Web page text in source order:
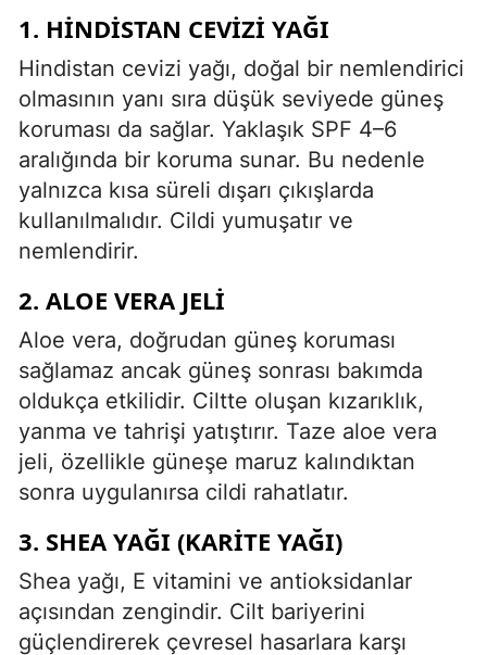
1. HINDISTAN CEVIZI YAĞI
Hindistan cevizi yağı, doğal bir nemlendirici
olmasının yanı sıra düşük seviyede güneş
koruması da sağlar. Yaklaşık SPF 4–6
aralığında bir koruma sunar. Bu nedenle
yalnızca kısa süreli dışarı çıkışlarda
kullanılmalıdır. Cildi yumuşatır ve
nemlendirir.
2. ALOE VERA JELI
Aloe vera, doğrudan güneş koruması
sağlamaz ancak güneş sonrası bakımda
oldukça etkilidir. Ciltte oluşan kızarıklık,
yanma ve tahrişi yatıştırır. Taze aloe vera
jeli, özellikle güneşe maruz kalındıktan
sonra uygulanırsa cildi rahatlatır.
3. SHEA YAĞI (KARITE YAĞI)
Shea yağı, E vitamini ve antioksidanlar
açısından zengindir. Cilt bariyerini
güçlendirerek çevresel hasarlara karşı